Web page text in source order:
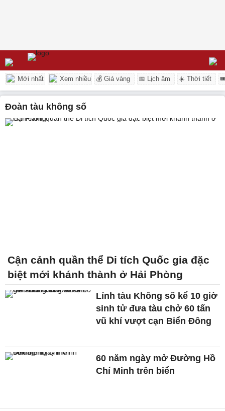
Mới nhất Xem nhiều 💰 Giá vàng 📅 Lịch âm ☀️ Thời tiết
đoàn tàu không số
Cận cảnh quần thể Di tích Quốc gia đặc
biệt mới khánh thành ở Hải Phòng
Lính tàu Không số kể 10 giờ
sinh tử đưa tàu chở 60 tấn
vũ khí vượt cạn Biển Đông
60 năm ngày mở Đường Hồ
Chí Minh trên biển